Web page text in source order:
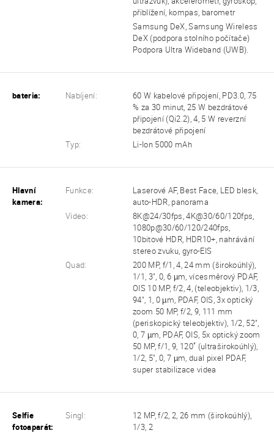
přiblížení, kompas, barometr
Samsung DeX, Samsung Wireless
DeX (podpora stolního počítače)
Podpora Ultra Wideband (UWB).
bateria: Nabíjení:
60 W kabelové připojení, PD3.0, 75
% za 30 minut, 25 W bezdrátové
připojení (Qi2.2), 4, 5 W reverzní
bezdrátové připojení
Typ:
Li-Ion 5000 mAh
Hlavní
kamera:
Funkce:
Laserové AF, Best Face, LED blesk,
auto-HDR, panorama
Video:
8K@24/30fps, 4K@30/60/120fps,
1080p@30/60/120/240fps,
10bitové HDR, HDR10+, nahrávání
stereo zvuku, gyro-EIS
Quad:
200 MP, f/1, 4, 24 mm (širokoúhlý),
1/1, 3", 0, 6 µm, vícesměrový PDAF,
OIS 10 MP, f/2, 4, (teleobjektiv), 1/3,
94", 1, 0 µm, PDAF, OIS, 3x optický
zoom 50 MP, f/2, 9, 111 mm
(periskopický teleobjektiv), 1/2, 52",
0, 7 µm, PDAF, OIS, 5x optický zoom
50 MP, f/1, 9, 120˚ (ultraširokoúhlý),
1/2, 5", 0, 7 µm, dual pixel PDAF,
super stabilizace videa
Selfie
fotoaparát:
Singl:
12 MP, f/2, 2, 26 mm (širokoúhlý),
1/3, 2